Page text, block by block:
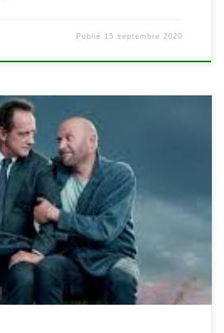
Publié 15 septembre 2020
« Ciné seniors » est organisé avec
Mills et le Conseil des aînés de
le 4e jeudi du mois à 14h au cinéma
fort sur grand écran. Une
accordée au […]